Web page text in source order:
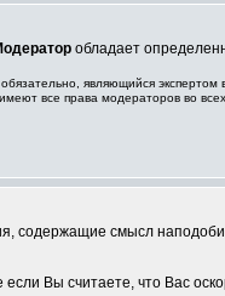
обладает
являющийся экспертом
все права модераторов во
содержащие смысл
Вы считаете, что Вас